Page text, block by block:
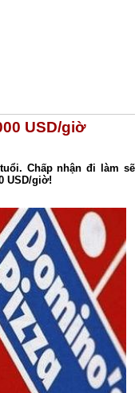
USD/giờ
Chấp nhận đi làm sẽ
USD/giờ!